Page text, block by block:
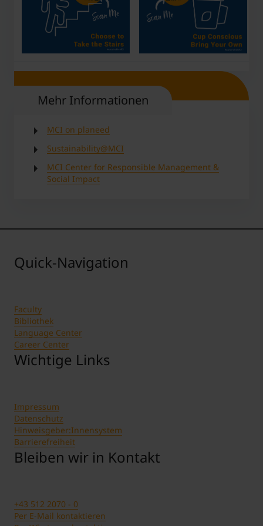
Mehr Informationen
MCI on planeed
Sustainability@MCI
MCI Center for Responsible Management &
Social Impact
Quick-Navigation
Faculty
Bibliothek
Language Center
Career Center
Wichtige Links
Impressum
Datenschutz
Hinweisgeber:Innensystem
Barrierefreiheit
Bleiben wir in Kontakt
+43 512 2070 - 0
Per E-Mail kontaktieren